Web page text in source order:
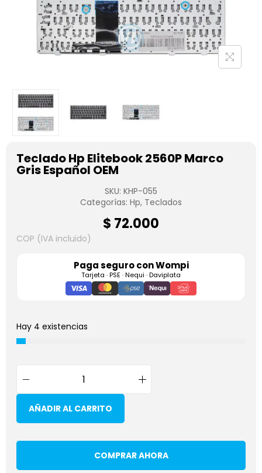
Teclado Hp Elitebook 2560P Marco
Gris Español OEM
SKU: KHP-055
Categorías: Hp, Teclados
$ 72.000
COP (IVA incluido)
Paga seguro conWompi
Tarjeta · PSE · Nequi · Daviplata
Hay 4 existencias
AÑADIR AL CARRITO
COMPRAR AHORA